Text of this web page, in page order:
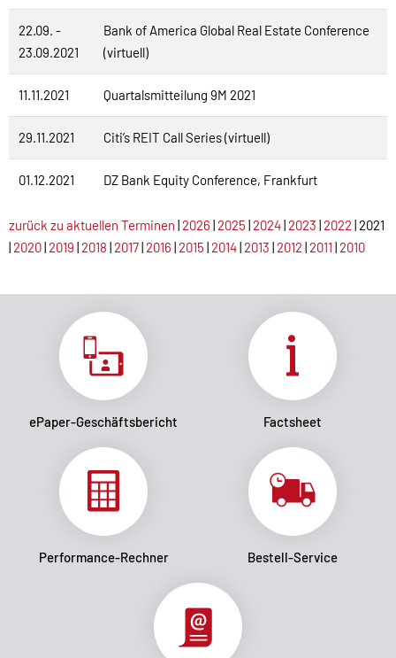
22.09. -
23.09.2021
Bank of America Global Real Estate Conference
(virtuell)
11.11.2021 Quartalsmitteilung 9M 2021
29.11.2021 Citi’s REIT Call Series (virtuell)
01.12.2021 DZ Bank Equity Conference, Frankfurt
zurück zu aktuellen Terminen | 2026 | 2025 | 2024| 2023 | 2022 | 2021
| 2020| 2019 | 2018 | 2017| 2016 | 2015 | 2014| 2013 | 2012 | 2011 | 2010
ePaper-Geschäftsbericht Factsheet
Performance-Rechner Bestell-Service